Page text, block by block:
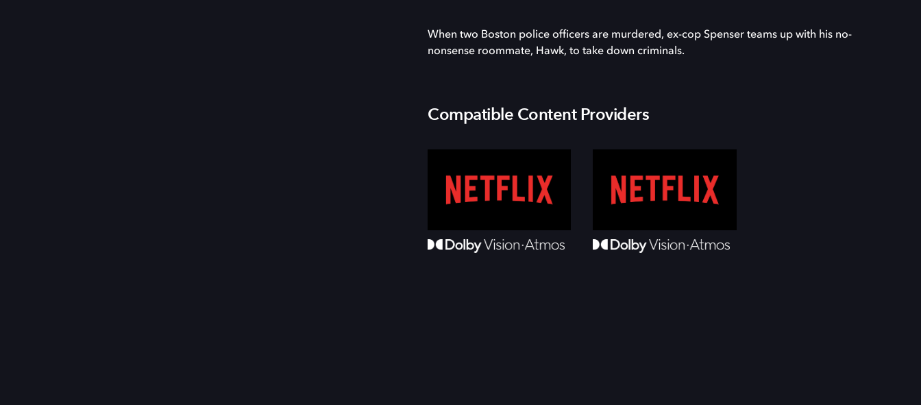
When two Boston police officers are murdered, ex-cop Spenser teams up with his no-
nonsense roommate, Hawk, to take down criminals.
Compatible Content Providers